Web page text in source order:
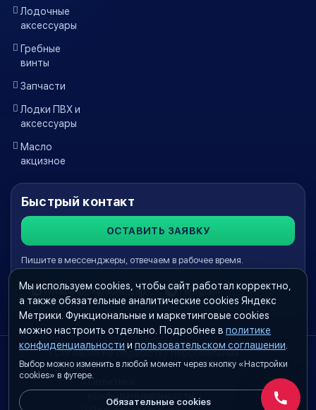
Лодочные
аксессуары
Гребные
винты
Запчасти
Лодки ПВХ и
аксессуары
Масло
акцизное
Быстрый контакт
ОСТАВИТЬ ЗАЯВКУ
Пишите в мессенджеры, отвечаем в рабочее время.
WhatsApp Краснодар Telegram
Согласие на обработку персональных
данных
Политика
конфиденциальности
Мы используем cookies, чтобы сайт работал корректно,
а также обязательные аналитические cookies Яндекс
Метрики. Функциональные и маркетинговые cookies
можно настроить отдельно. Подробнее в политике
конфиденциальности и пользовательском соглашении
Выбор можно изменить в любой момент через кнопку «Настройки
cookies» в футере.
Обязательные cookies